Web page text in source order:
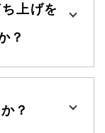
上げを
？
？